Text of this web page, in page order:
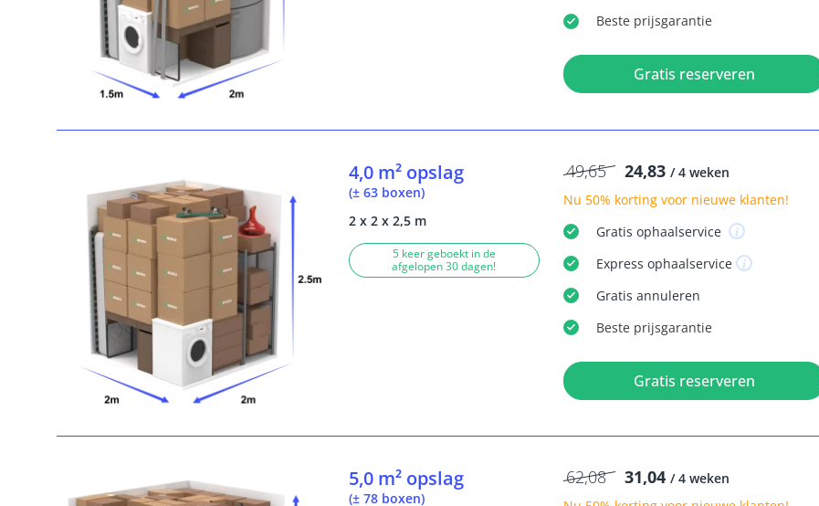
Beste prijsgarantie
Gratis reserveren
4,0 m² opslag
(± 63 boxen)
2 x 2 x 2,5 m
5 keer geboekt in de
afgelopen 30 dagen!
49,65 24,83 / 4 weken
Nu 50% kortingvoor nieuwe klanten!
Gratis ophaalservice
Express ophaalservice
Gratis annuleren
Beste prijsgarantie
Gratis reserveren
5,0 m² opslag
(± 78 boxen)
62,08 31,04 / 4 weken